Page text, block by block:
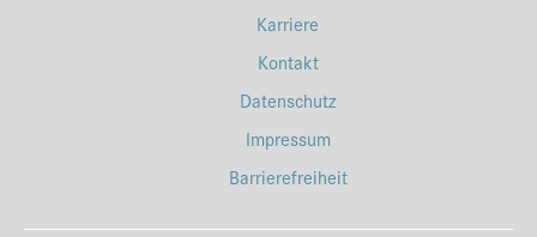
Karriere
Kontakt
Datenschutz
Impressum
Barrierefreiheit